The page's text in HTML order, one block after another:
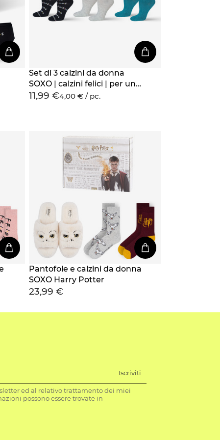
Set di 3 calzini da donna
SOXO | calzini felici | per un
fan della serie Friends |
11,99 €4,00 € / pc.
Pantofole e calzini da donna
SOXO Harry Potter
23,99 €
Iscriviti
ed al relativo trattamento dei miei
possono essere trovate in